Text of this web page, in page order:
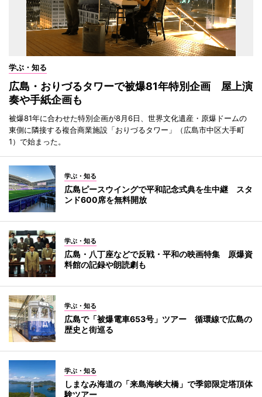
学ぶ・知る
広島・おりづるタワーで被爆81年特別企画 屋上演
奏や手紙企画も
被爆81年に合わせた特別企画が8月6日、世界文化遺産・原爆ドームの
東側に隣接する複合商業施設「おりづるタワー」（広島市中区大手町
1）で始まった。
学ぶ・知る
広島ピースウイングで平和記念式典を生中継 スタ
ンド600席を無料開放
学ぶ・知る
広島・八丁座などで反戦・平和の映画特集 原爆資
料館の記録や朗読劇も
学ぶ・知る
広島で「被爆電車653号」ツアー 循環線で広島の
歴史と街巡る
学ぶ・知る
しまなみ海道の「来島海峡大橋」で季節限定塔頂体
験ツアー